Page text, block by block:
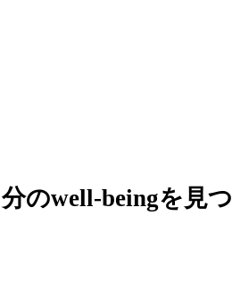
のwell-beingを見つ